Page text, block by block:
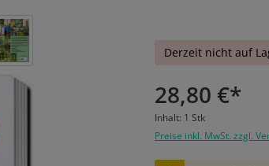
Derzeit nicht auf
28,80 €*
Inhalt: 1 Stk
Preise inkl. MwSt. zzgl.